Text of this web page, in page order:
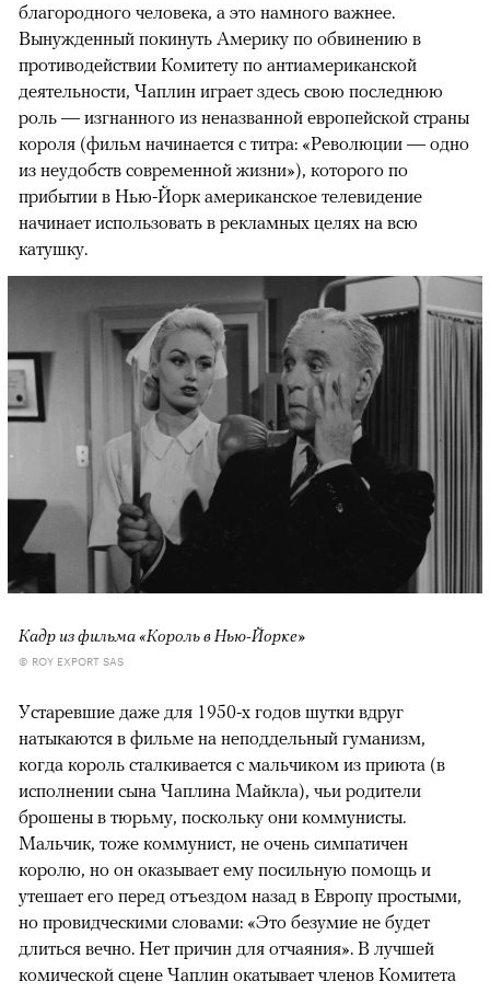
благородного человека, а это намного важнее.
Вынужденный покинуть Америку по обвинению в
противодействии Комитету по антиамериканской
деятельности, Чаплин играет здесь свою последнюю
роль — изгнанного из неназванной европейской страны
короля (фильм начинается с титра: «Революции — одно
из неудобств современной жизни»), которого по
прибытии в Нью-Йорк американское телевидение
начинает использовать в рекламных целях на всю
катушку.
Кадр из фильма «Король в Нью-Йорке»
© ROY EXPORT SAS
Устаревшие даже для 1950-х годов шутки вдруг
натыкаются в фильме на неподдельный гуманизм,
когда король сталкивается с мальчиком из приюта (в
исполнении сына Чаплина Майкла), чьи родители
брошены в тюрьму, поскольку они коммунисты.
Мальчик, тоже коммунист, не очень симпатичен
королю, но он оказывает ему посильную помощь и
утешает его перед отъездом назад в Европу простыми,
но провидческими словами: «Это безумие не будет
длиться вечно. Нет причин для отчаяния». В лучшей
комической сцене Чаплин окатывает членов Комитета